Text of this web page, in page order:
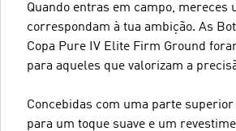
Quando entras em campo, mereces
correspondam à tua ambição. As
Copa Pure IV Elite Firm Ground
para aqueles que valorizam a
Concebidas com uma parte
para um toque suave e um